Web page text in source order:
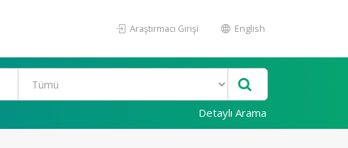
Araştırmacı Girişi English
Detaylı Arama